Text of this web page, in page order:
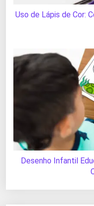
Uso de Lápis de Cor:
Desenho Infantil